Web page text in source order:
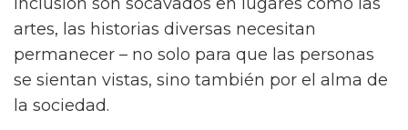
ellos están Lady Die (Laquarn Lewis), Dirty
Damian (Adam Ali) y Sasha (Hannah Jones).